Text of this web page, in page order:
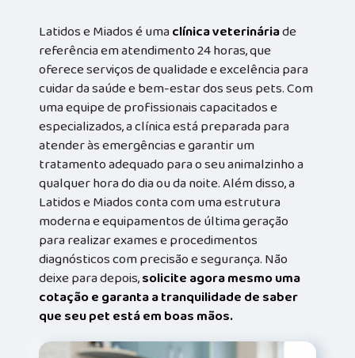
Latidos e Miados é umaclínica veterináriade
referência em atendimento 24 horas, que
oferece serviços de qualidade e excelência para
cuidar da saúde e bem-estar dos seus pets. Com
uma equipe de profissionais capacitados e
especializados, a clínica está preparada para
atender às emergências e garantir um
tratamento adequado para o seu animalzinho a
qualquer hora do dia ou da noite. Além disso, a
Latidos e Miados conta com uma estrutura
moderna e equipamentos de última geração
para realizar exames e procedimentos
diagnósticos com precisão e segurança. Não
deixe para depois,solicite agora mesmo uma
cotação e garanta a tranquilidade de saber
que seu pet está em boas mãos.